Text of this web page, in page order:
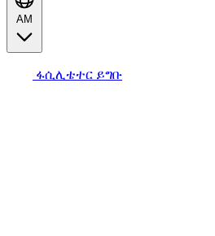
AM
ፋሲሊቴተር ይግቡ